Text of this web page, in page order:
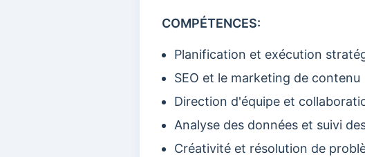
COMPÉTENCES:
Planification et exécution
SEO et le marketing de contenu
Direction d'équipe et
Analyse des données et suivi
Créativité et résolution de